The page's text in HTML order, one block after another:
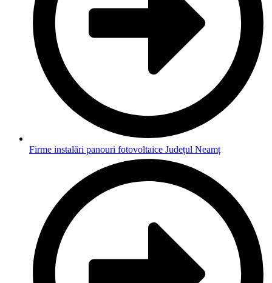
Firme instalări panouri fotovoltaice Județul Neamț